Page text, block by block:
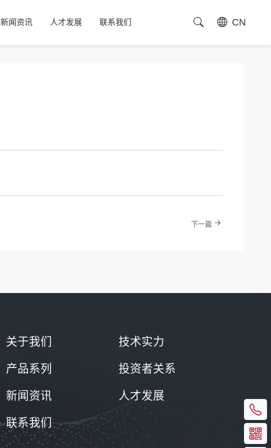
新闻资讯 人才发展 联系我们 CN
下一篇
关于我们 技术实力
产品系列 投资者关系
新闻资讯 人才发展
联系我们